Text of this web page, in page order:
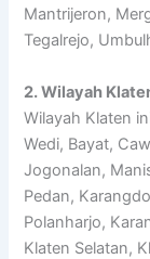
Mantrijeron,
Tegalrejo,
2. Wilayah
Wilayah Klaten
Wedi, Bayat,
Jogonalan,
Pedan,
Polanharjo,
Klaten Selatan,